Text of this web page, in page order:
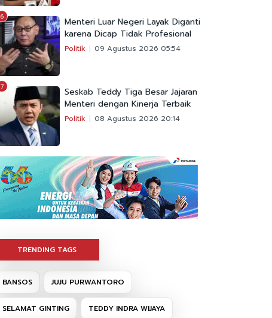
6
Menteri Luar Negeri Layak Diganti
karena Dicap Tidak Profesional
Politik 09 Agustus 2026 05:54
7
Seskab Teddy Tiga Besar Jajaran
Menteri dengan Kinerja Terbaik
Politik 08 Agustus 2026 20:14
TRENDING TAGS
BANSOS JUJU PURWANTORO
SELAMAT GINTING TEDDY INDRA WIJAYA